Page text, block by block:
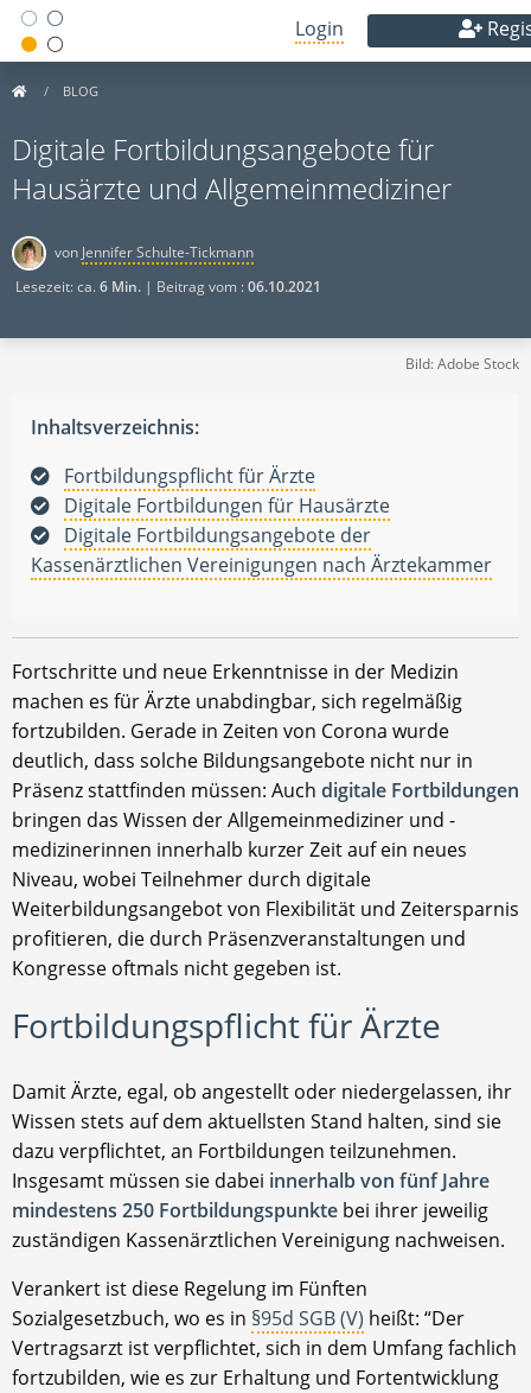
Login
BLOG
Digitale Fortbildungsangebote für
Hausärzte und Allgemeinmediziner
von Jennifer Schulte-Tickmann
Lesezeit: ca.6 Min. | Beitrag vom :06.10.2021
Bild: Adobe Stock
Inhaltsverzeichnis:
Fortbildungspflicht für Ärzte
Digitale Fortbildungen für Hausärzte
Digitale Fortbildungsangebote der
Kassenärztlichen Vereinigungen nach Ärztekammer
Fortschritte und neue Erkenntnisse in der Medizin
machen es für Ärzte unabdingbar, sich regelmäßig
fortzubilden. Gerade in Zeiten von Corona wurde
deutlich, dass solche Bildungsangebote nicht nur in
Präsenz stattfinden müssen: Auch digitale Fortbildungen
bringen das Wissen der Allgemeinmediziner und -
medizinerinnen innerhalb kurzer Zeit auf ein neues
Niveau, wobei Teilnehmer durch digitale
Weiterbildungsangebot von Flexibilität und Zeitersparnis
profitieren, die durch Präsenzveranstaltungen und
Kongresse oftmals nicht gegeben ist.
Fortbildungspflicht für Ärzte
Damit Ärzte, egal, ob angestellt oder niedergelassen, ihr
Wissen stets auf dem aktuellsten Stand halten, sind sie
dazu verpflichtet, an Fortbildungen teilzunehmen.
Insgesamt müssen sie dabei innerhalb von fünf Jahre
mindestens 250 Fortbildungspunkte bei ihrer jeweilig
zuständigen Kassenärztlichen Vereinigung nachweisen.
Verankert ist diese Regelung im Fünften
Sozialgesetzbuch, wo es in §95d SGB (V) heißt: “Der
Vertragsarzt ist verpflichtet, sich in dem Umfang fachlich
fortzubilden, wie es zur Erhaltung und Fortentwicklung